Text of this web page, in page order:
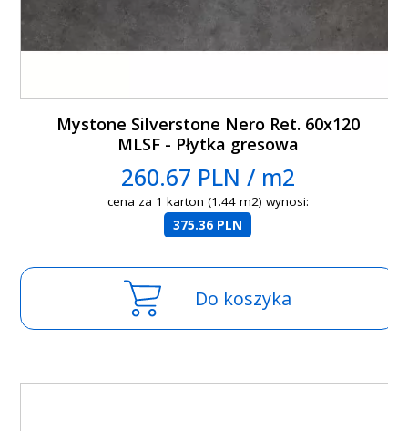
Mystone Silverstone Nero Ret. 60x120
MLSF - Płytka gresowa
260.67 PLN / m2
cena za 1 karton (1.44 m2) wynosi:
375.36 PLN
Do koszyka